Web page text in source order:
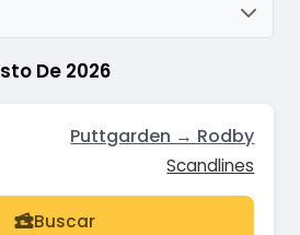
De 2026
Puttgarden → Rodby
Scandlines
Buscar